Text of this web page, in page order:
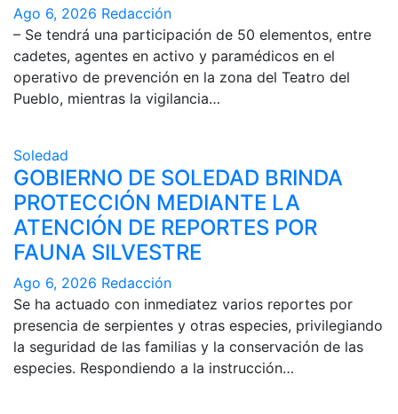
Ago 6, 2026 Redacción
– Se tendrá una participación de 50 elementos, entre
cadetes, agentes en activo y paramédicos en el
operativo de prevención en la zona del Teatro del
Pueblo, mientras la vigilancia…
Soledad
GOBIERNO DE SOLEDAD BRINDA
PROTECCIÓN MEDIANTE LA
ATENCIÓN DE REPORTES POR
FAUNA SILVESTRE
Ago 6, 2026 Redacción
Se ha actuado con inmediatez varios reportes por
presencia de serpientes y otras especies, privilegiando
la seguridad de las familias y la conservación de las
especies. Respondiendo a la instrucción…